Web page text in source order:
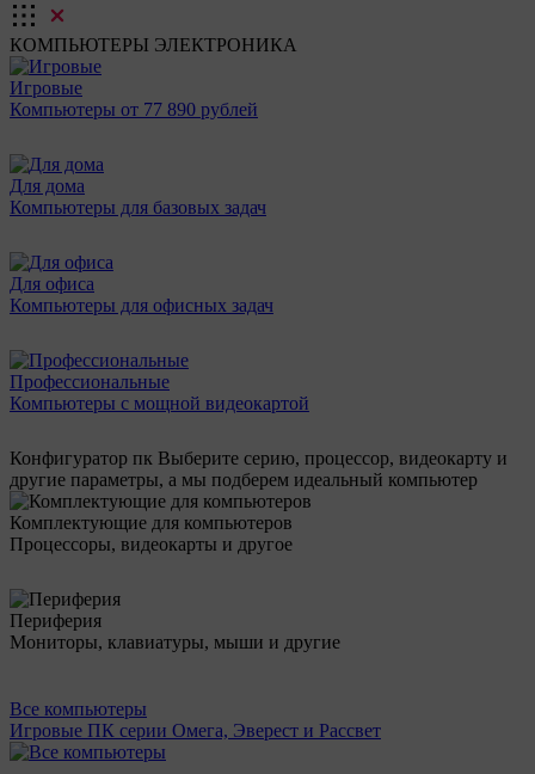
КОМПЬЮТЕРЫ ЭЛЕКТРОНИКА
Игровые
Компьютеры от 77 890 рублей
Для дома
Компьютеры для базовых задач
Для офиса
Компьютеры для офисных задач
Профессиональные
Компьютеры с мощной видеокартой
Конфигуратор пк Выберите серию, процессор, видеокарту и
другие параметры, а мы подберем идеальный компьютер
Комплектующие для компьютеров
Процессоры, видеокарты и другое
Периферия
Мониторы, клавиатуры, мыши и другие
Все компьютеры
Игровые ПК серии Омега, Эверест и Рассвет